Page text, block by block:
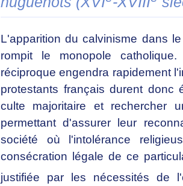
L'apparition du calvinisme dans
rompit le monopole
réciproque engendra rapidement
protestants français durent
culte majoritaire et rechercher
permettant d'assurer leur
société où l'intolérance
consécration légale de ce
justifiée par les nécessités de